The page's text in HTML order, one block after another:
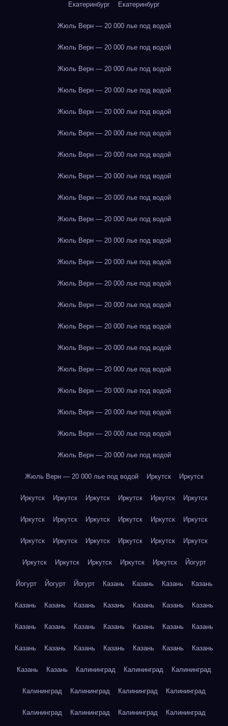
Екатеринбург Екатеринбург
Жюль Верн — 20 000 лье под водой
Жюль Верн — 20 000 лье под водой
Жюль Верн — 20 000 лье под водой
Жюль Верн — 20 000 лье под водой
Жюль Верн — 20 000 лье под водой
Жюль Верн — 20 000 лье под водой
Жюль Верн — 20 000 лье под водой
Жюль Верн — 20 000 лье под водой
Жюль Верн — 20 000 лье под водой
Жюль Верн — 20 000 лье под водой
Жюль Верн — 20 000 лье под водой
Жюль Верн — 20 000 лье под водой
Жюль Верн — 20 000 лье под водой
Жюль Верн — 20 000 лье под водой
Жюль Верн — 20 000 лье под водой
Жюль Верн — 20 000 лье под водой
Жюль Верн — 20 000 лье под водой
Жюль Верн — 20 000 лье под водой
Жюль Верн — 20 000 лье под водой
Жюль Верн — 20 000 лье под водой
Жюль Верн — 20 000 лье под водой
Жюль Верн — 20 000 лье под водой Иркутск Иркутск
Иркутск Иркутск Иркутск Иркутск Иркутск Иркутск
Иркутск Иркутск Иркутск Иркутск Иркутск Иркутск
Иркутск Иркутск Иркутск Иркутск Иркутск Иркутск
Иркутск Иркутск Иркутск Иркутск Иркутск Йогурт
Йогурт Йогурт Йогурт Казань Казань Казань Казань
Казань Казань Казань Казань Казань Казань Казань
Казань Казань Казань Казань Казань Казань Казань
Казань Казань Казань Казань Казань Казань Казань
Казань Казань Калининград Калининград Калининград
Калининград Калининград Калининград Калининград
Калининград Калининград Калининград Калининград